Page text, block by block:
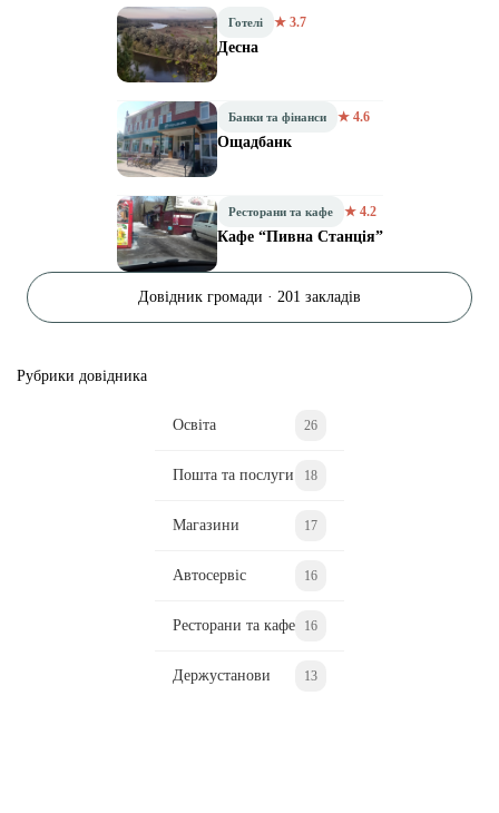
Готелі ★ 3.7
Десна
Банки та фінанси ★ 4.6
Ощадбанк
Ресторани та кафе ★ 4.2
Кафе “Пивна Станція”
Довідник громади · 201 закладів
Рубрики довідника
Освіта 26
Пошта та послуги 18
Магазини 17
Автосервіс 16
Ресторани та кафе 16
Держустанови 13